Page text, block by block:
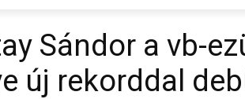
Sándor a vb-
új rekorddal